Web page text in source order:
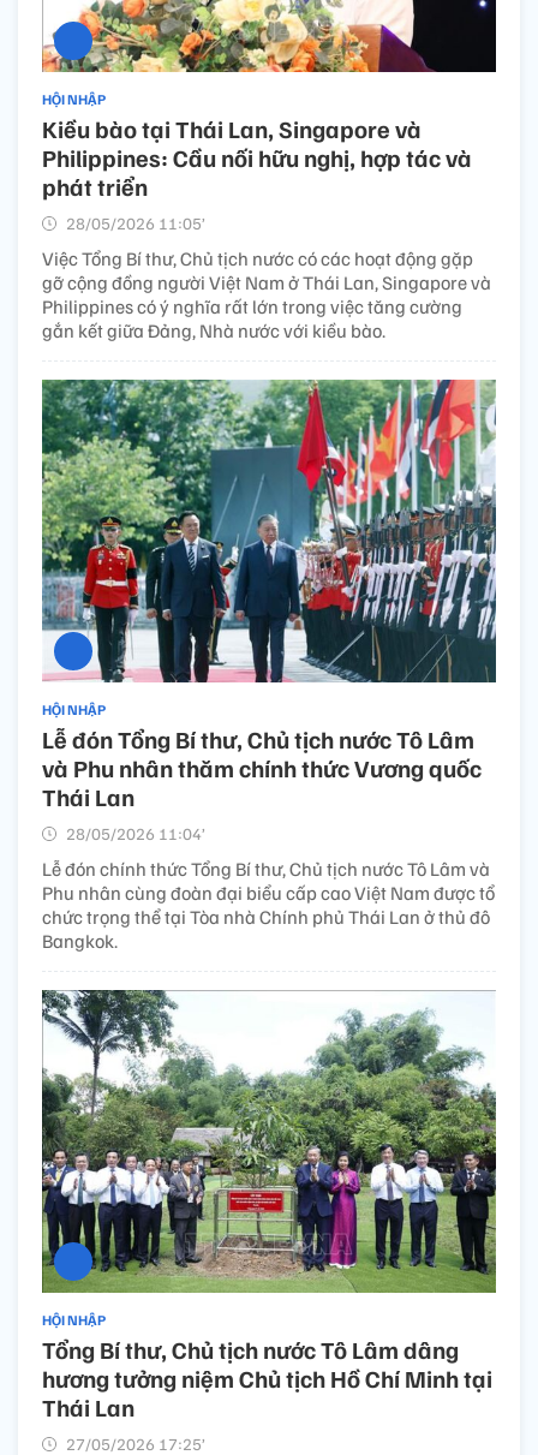
HỘI NHẬP
Kiều bào tại Thái Lan, Singapore và
Philippines: Cầu nối hữu nghị, hợp tác và
phát triển
28/05/2026 11:05’
Việc Tổng Bí thư, Chủ tịch nước có các hoạt động gặp
gỡ cộng đồng người Việt Nam ở Thái Lan, Singapore và
Philippines có ý nghĩa rất lớn trong việc tăng cường
gắn kết giữa Đảng, Nhà nước với kiều bào.
HỘI NHẬP
Lễ đón Tổng Bí thư, Chủ tịch nước Tô Lâm
và Phu nhân thăm chính thức Vương quốc
Thái Lan
28/05/2026 11:04’
Lễ đón chính thức Tổng Bí thư, Chủ tịch nước Tô Lâm và
Phu nhân cùng đoàn đại biểu cấp cao Việt Nam được tổ
chức trọng thể tại Tòa nhà Chính phủ Thái Lan ở thủ đô
Bangkok.
HỘI NHẬP
Tổng Bí thư, Chủ tịch nước Tô Lâm dâng
hương tưởng niệm Chủ tịch Hồ Chí Minh tại
Thái Lan
27/05/2026 17:25’